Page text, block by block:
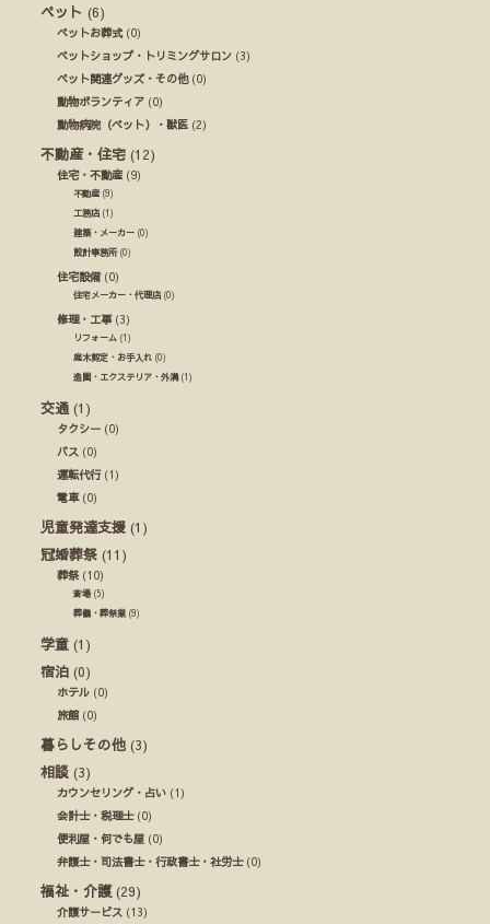
ペット (6)
ペットお葬式(0)
ペットショップ・トリミングサロン (3)
ペット関連グッズ・その他(0)
動物ボランティア (0)
動物病院（ペット）・獣医 (2)
不動産・住宅 (12)
住宅・不動産 (9)
不動産 (9)
工務店 (1)
建築・メーカー (0)
設計事務所(0)
住宅設備(0)
住宅メーカー・代理店 (0)
修理・工事(3)
リフォーム (1)
庭木剪定・お手入れ (0)
造園・エクステリア・外溝(1)
交通 (1)
タクシー (0)
バス (0)
運転代行(1)
電車(0)
児童発達支援 (1)
冠婚葬祭 (11)
葬祭(10)
斎場(5)
葬儀・葬祭業 (9)
学童 (1)
宿泊 (0)
ホテル (0)
旅館 (0)
暮らしその他 (3)
相談 (3)
カウンセリング・占い (1)
会計士・税理士(0)
便利屋・何でも屋 (0)
弁護士・司法書士・行政書士・社労士(0)
福祉・介護(29)
介護サービス (13)